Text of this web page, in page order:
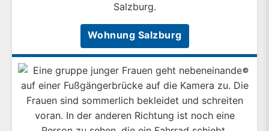
Salzburg.
Wohnung Salzburg
©